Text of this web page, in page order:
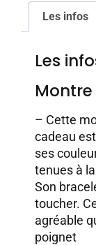
Les infos
Les
– Cette
cadeau
ses
tenues à
Son
toucher.
agréable
poignet